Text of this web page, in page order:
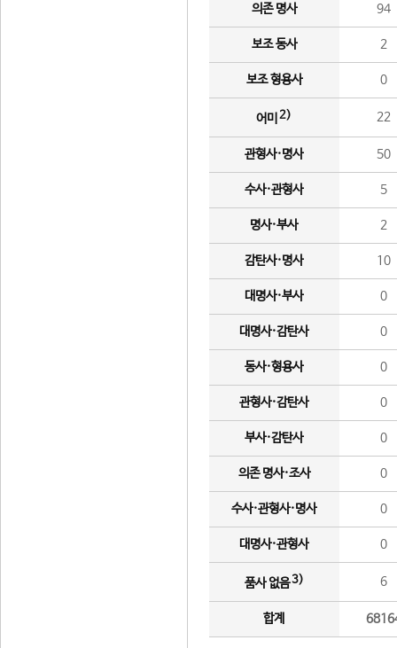
의존 명사 94
보조 동사 2
보조 형용사 0
어미 2) 22
관형사·명사 50
수사·관형사 5
명사·부사 2
감탄사·명사 10
대명사·부사 0
대명사·감탄사 0
동사·형용사 0
관형사·감탄사 0
부사·감탄사 0
의존 명사·조사 0
수사·관형사·명사 0
대명사·관형사 0
품사 없음3) 6
합계